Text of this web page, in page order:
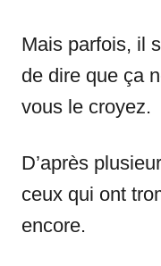
Mais parfois, il
de dire que ça
vous le croyez.
D’après
ceux qui ont
encore.